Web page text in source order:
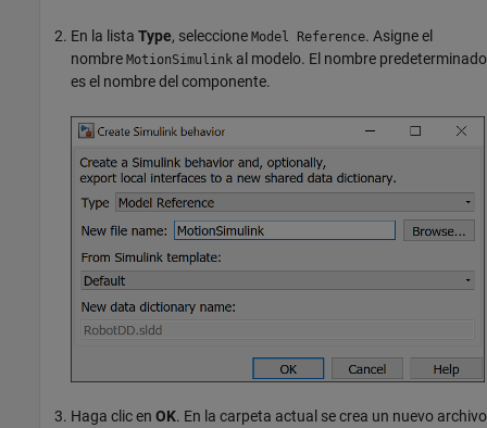
En la lista Type, seleccione Model Reference. Asigne el
nombre MotionSimulink al modelo. El nombre predeterminado
es el nombre del componente.
Haga clic en OK. En la carpeta actual se crea un nuevo archivo